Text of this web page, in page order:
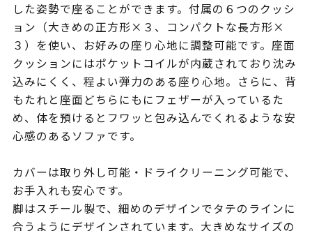
した姿勢で座ることができます。付属の６つのクッシ
ョン（大きめの正方形×３、コンパクトな長方形×
３）を使い、お好みの座り心地に調整可能です。座面
クッションにはポケットコイルが内蔵されており沈み
込みにくく、程よい弾力のある座り心地。さらに、背
もたれと座面どちらにもにフェザーが入っているた
め、体を預けるとフワッと包み込んでくれるような安
心感のあるソファです。
カバーは取り外し可能・ドライクリーニング可能で、
お手入れも安心です。
脚はスチール製で、細めのデザインでタテのラインに
合うようにデザインされています。大きめなサイズの